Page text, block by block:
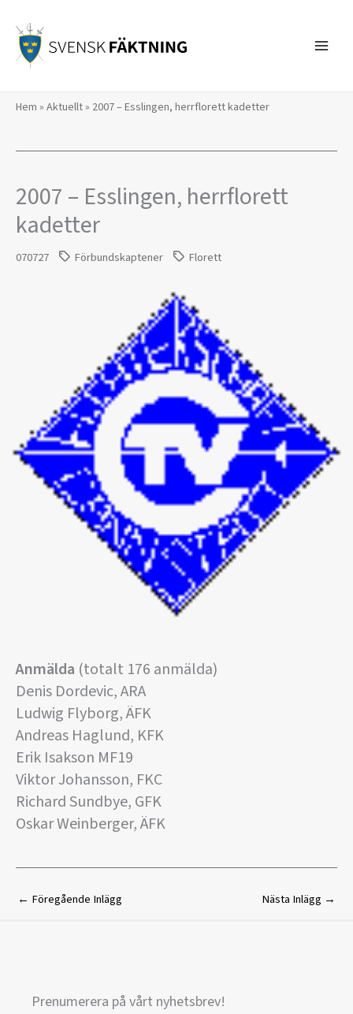
innehåll
Hem » Aktuellt» 2007 – Esslingen, herrflorett kadetter
2007 – Esslingen, herrflorett
kadetter
070727 Förbundskaptener Florett
Anmälda (totalt 176 anmälda)
Denis Dordevic, ARA
Ludwig Flyborg, ÄFK
Andreas Haglund, KFK
Erik Isakson MF19
Viktor Johansson, FKC
Richard Sundbye, GFK
Oskar Weinberger, ÄFK
← Föregående Inlägg Nästa Inlägg →
Prenumerera på vårt nyhetsbrev!